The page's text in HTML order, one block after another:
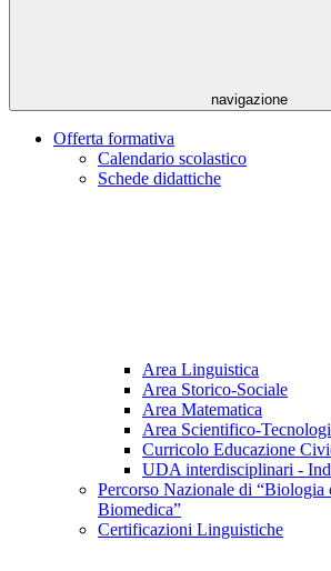
navigazione
Offerta formativa
Calendario scolastico
Schede didattiche
Area Linguistica
Area Storico-Sociale
Area Matematica
Area Scientifico-
Curricolo Educazione
UDA interdisciplinari -
Percorso Nazionale di “Biologia
Biomedica”
Certificazioni Linguistiche